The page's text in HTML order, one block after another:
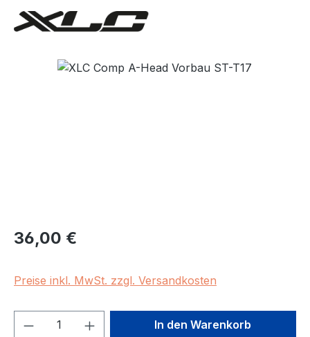
Bildergalerie überspringen
Regulärer Preis:
36,00 €
Preise inkl. MwSt. zzgl. Versandkosten
Produkt Anzahl: Gib denIn den Warenkorb